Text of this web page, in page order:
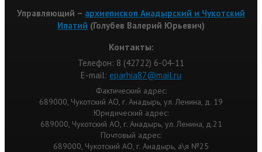
Управляющий – архиепископ Анадырский и Чукотский
Ипатий (Голубев Валерий Юрьевич)
Контакты:
Телефон: 8 (42722) 6-04-11
Е-mail: eparhia87@mail.ru
Фактический адрес:
689000, Чукотский АО, г. Анадырь, ул. Ленина, д. 19
Юридический адрес:
689000, Чукотский АО, г. Анадырь, ул. Ленина, д.21
Почтовый адрес:
689000, Чукотский АО, г. Анадырь, а\я №25